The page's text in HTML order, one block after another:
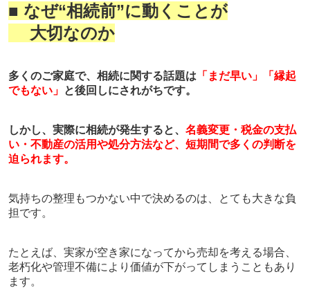
■ なぜ“相続前”に動くことが
大切なのか
多くのご家庭で、相続に関する話題は 「まだ早い」「縁起
でもない」 と後回しにされがちです。
しかし、実際に相続が発生すると、 名義変更・税金の支払
い・不動産の活用や処分方法など、短期間で多くの判断を
迫られます。
気持ちの整理もつかない中で決めるのは、とても大きな負
担です。
たとえば、実家が空き家になってから売却を考える場合、
老朽化や管理不備により価値が下がってしまうこともあり
ます。